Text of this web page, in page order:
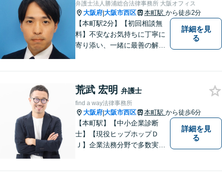
弁護士法人勝浦総合法律事務所 大阪オフィス
大阪府|大阪市西区 本町駅 から徒歩2分
【本町駅2分】【初回相談無
料】不安なお気持ちに丁寧に
寄り添い、一緒に最善の解決
けるよう、誠実にあなたをサ
ポートいたします。【電話相
談も対応可能】
詳細を見
る
荒武 宏明 弁護士
find a way法律事務所
大阪府|大阪市西区 本町駅 から徒歩6分
【本町駅】【中小企業診断
士】【現役ヒップホップＤ
Ｊ】企業法務分野で多数実績
詳細を見
る